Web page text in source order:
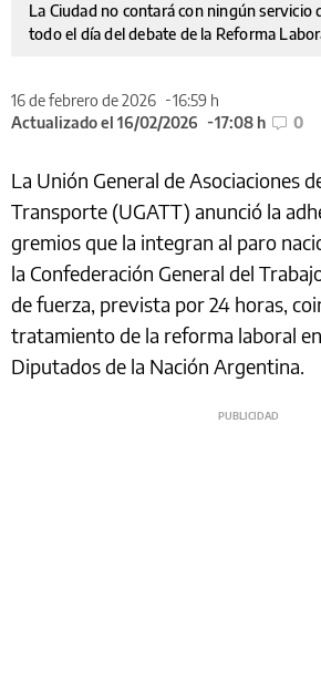
La Ciudad no contará con ningún servicio
todo el día del debate de la Reforma
16 de febrero de 2026
16:59 h
Actualizado el 16/02/2026
17:08 h 0
La Unión General de Asociaciones
Transporte (UGATT) anunció la
gremios que la integran al paro
la Confederación General del
de fuerza, prevista por 24 horas,
tratamiento de la reforma laboral
Diputados de la Nación Argentina.